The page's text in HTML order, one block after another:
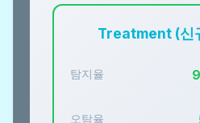
Treatment (신
탐지율
오탐율